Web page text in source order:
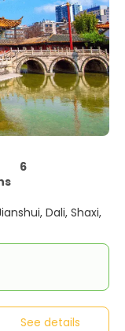
6
Dali, Shaxi,
See details